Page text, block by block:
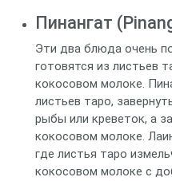
Пинангат
Эти два блюда очень
готовятся из листьев
кокосовом молоке.
листьев таро,
рыбы или креветок, а
кокосовом молоке.
где листья таро
кокосовом молоке с